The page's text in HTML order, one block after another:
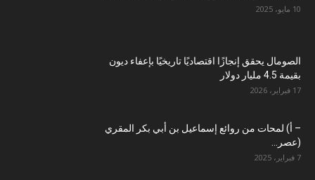
10 مايو، 2025
الصومال يحقق إنجازًا اقتصاديًا تاريخيًا بإعفاء ديون
بقيمة 4.5 مليار دولار
17 فبراير، 2026
– أ) لمحات من روائع إسماعيل بن أبي بكر المقري
(عصر...
7 فبراير، 2025